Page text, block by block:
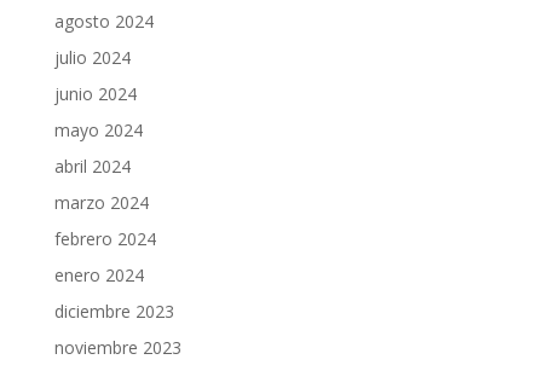
agosto 2024
julio 2024
junio 2024
mayo 2024
abril 2024
marzo 2024
febrero 2024
enero 2024
diciembre 2023
noviembre 2023